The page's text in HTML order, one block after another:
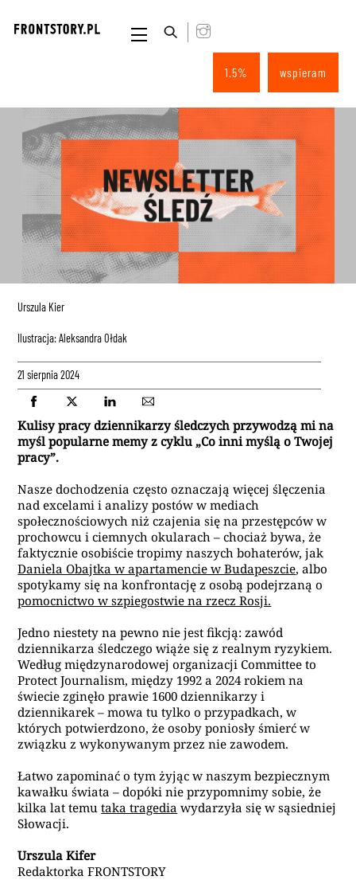
content
Menu
wspieram
1.5%
Urszula Kier
Ilustracja: Aleksandra Ołdak
21 sierpnia 2024
Kulisy pracy dziennikarzy śledczych przywodzą mi na
myśl popularne memy z cyklu „Co inni myślą o Twojej
pracy”.
Nasze dochodzenia często oznaczają więcej ślęczenia
nad excelami i analizy postów w mediach
społecznościowych niż czajenia się na przestępców w
prochowcu i ciemnych okularach – chociaż bywa, że
faktycznie osobiście tropimy naszych bohaterów, jak
Daniela Obajtka w apartamencie w Budapeszcie, albo
spotykamy się na konfrontację z osobą podejrzaną o
pomocnictwo w szpiegostwie na rzecz Rosji.
Jedno niestety na pewno nie jest fikcją: zawód
dziennikarza śledczego wiąże się z realnym ryzykiem.
Według międzynarodowej organizacji Committee to
Protect Journalism, między 1992 a 2024 rokiem na
świecie zginęło prawie 1600 dziennikarzy i
dziennikarek – mowa tu tylko o przypadkach, w
których potwierdzono, że osoby poniosły śmierć w
związku z wykonywanym przez nie zawodem.
Łatwo zapominać o tym żyjąc w naszym bezpiecznym
kawałku świata – dopóki nie przypomnimy sobie, że
kilka lat temutaka tragedia wydarzyła się w sąsiedniej
Słowacji.
Urszula Kifer
Redaktorka FRONTSTORY